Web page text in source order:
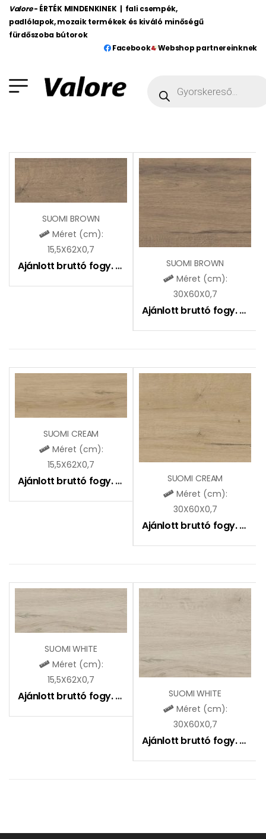
Valore - ÉRTÉK MINDENKINEK | fali csempék,
padlólapok, mozaik termékek és kiváló minőségű
fürdőszoba bútorok
Facebook
Webshop partnereinknek
SUOMI BROWN
Méret (cm):
15,5X62X0,7
Ajánlott bruttó fogy. ár:
SUOMI BROWN
Méret (cm):
30X60X0,7
Ajánlott bruttó fogy. ár:
SUOMI CREAM
Méret (cm):
15,5X62X0,7
Ajánlott bruttó fogy. ár:
SUOMI CREAM
Méret (cm):
30X60X0,7
Ajánlott bruttó fogy. ár:
SUOMI WHITE
Méret (cm):
15,5X62X0,7
Ajánlott bruttó fogy. ár:
SUOMI WHITE
Méret (cm):
30X60X0,7
Ajánlott bruttó fogy. ár: